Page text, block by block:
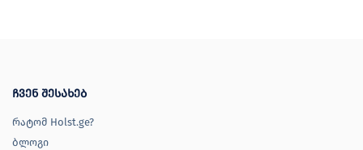
ჩვენ შესახებ
რატომ Holst.ge?
ბლოგი